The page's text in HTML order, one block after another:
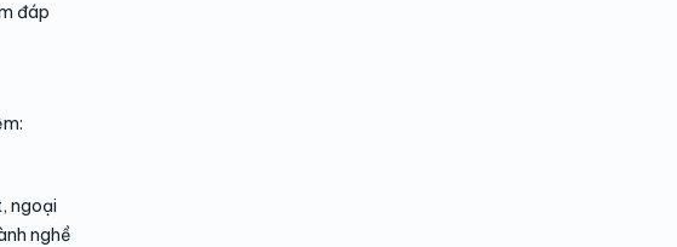
đáp
ngoại
nghề